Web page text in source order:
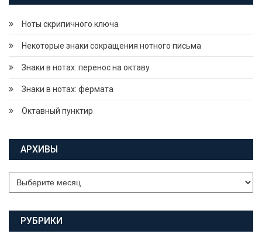
Ноты скрипичного ключа
Некоторые знаки сокращения нотного письма
Знаки в нотах: перенос на октаву
Знаки в нотах: фермата
Октавный пунктир
АРХИВЫ
Архивы
РУБРИКИ